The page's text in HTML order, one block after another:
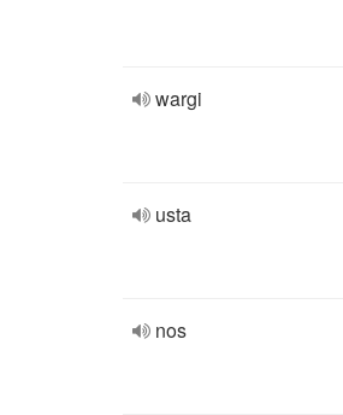
wargi
usta
nos